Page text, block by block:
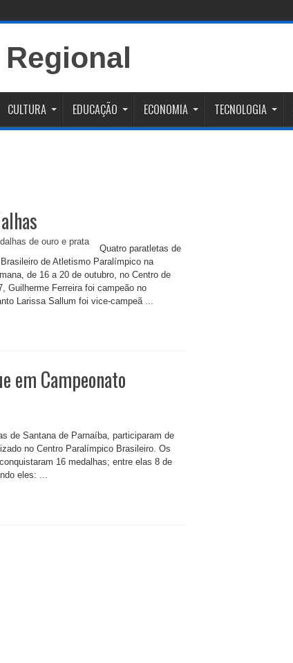
CULTURA EDUCAÇÃO ECONOMIA TECNOLOGIA
Quatro paratletas de
de Atletismo Paralímpico na
de 16 a 20 de outubro, no Centro de
Guilherme Ferreira foi campeão no
Larissa Sallum foi vice-campeã ...
em Campeonato
de Santana de Parnaíba, participaram de
no Centro Paralímpico Brasileiro. Os
16 medalhas; entre elas 8 de
eles: ...